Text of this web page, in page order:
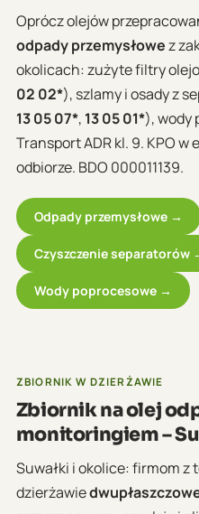
Oprócz olejów
odpady przemysłowez
okolicach: zużyte filtry
02 02*), szlamy i osady z
13 05 07*, 13 05 01*), wody
Transport ADR kl. 9. KPO
odbiorze. BDO 000011139.
Odpady przemysłowe →
Czyszczenie separatorów
Wody poprocesowe →
ZBIORNIK W DZIERŻAWIE
Zbiornik na olej
monitoringiem –
Suwałki i okolice: firmom
dzierżawie